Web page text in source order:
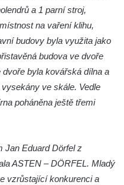
ve
ve
ve
ve
Frýdlantu
a 1 parní stroj,
na vaření klihu,
budovy byla využita jako
budova ve dvoře
byla kovářská dílna a
ve skále. Vedle
poháněna ještě třemi
Jan Eduard Dörfel z
ASTEN – DÖRFEL. Mladý
vzrůstající konkurenci a